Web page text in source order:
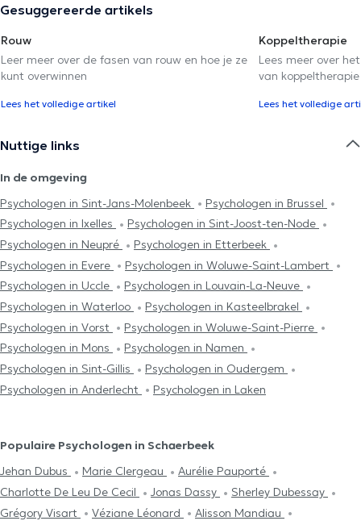
Gesuggereerde artikels
Rouw
Leer meer over de fasen van rouw en hoe je ze
kunt overwinnen
Lees het volledige artikel
Koppeltherapie
Lees meer over
van koppeltherapie
Lees het volledige
Nuttige links
In de omgeving
Psychologen in Sint-Jans-Molenbeek
Psychologen in Brussel
Psychologen in Ixelles
Psychologen in Sint-Joost-ten-Node
Psychologen in Neupré
Psychologen in Etterbeek
Psychologen in Evere
Psychologen in Woluwe-Saint-Lambert
Psychologen in Uccle
Psychologen in Louvain-La-Neuve
Psychologen in Waterloo
Psychologen in Kasteelbrakel
Psychologen in Vorst
Psychologen in Woluwe-Saint-Pierre
Psychologen in Mons
Psychologen in Namen
Psychologen in Sint-Gillis
Psychologen in Oudergem
Psychologen in Anderlecht
Psychologen in Laken
Populaire Psychologen in Schaerbeek
Jehan Dubus
Marie Clergeau
Aurélie Pauporté
Charlotte De Leu De Cecil
Jonas Dassy
Sherley Dubessay
Grégory Visart
Véziane Léonard
Alisson Mandiau